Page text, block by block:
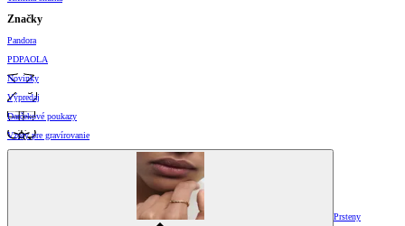
Značky
Pandora
PDPAOLA
Novinky
Výpredaj
Darčekové poukazy
Vzory pre gravírovanie
Prsteny